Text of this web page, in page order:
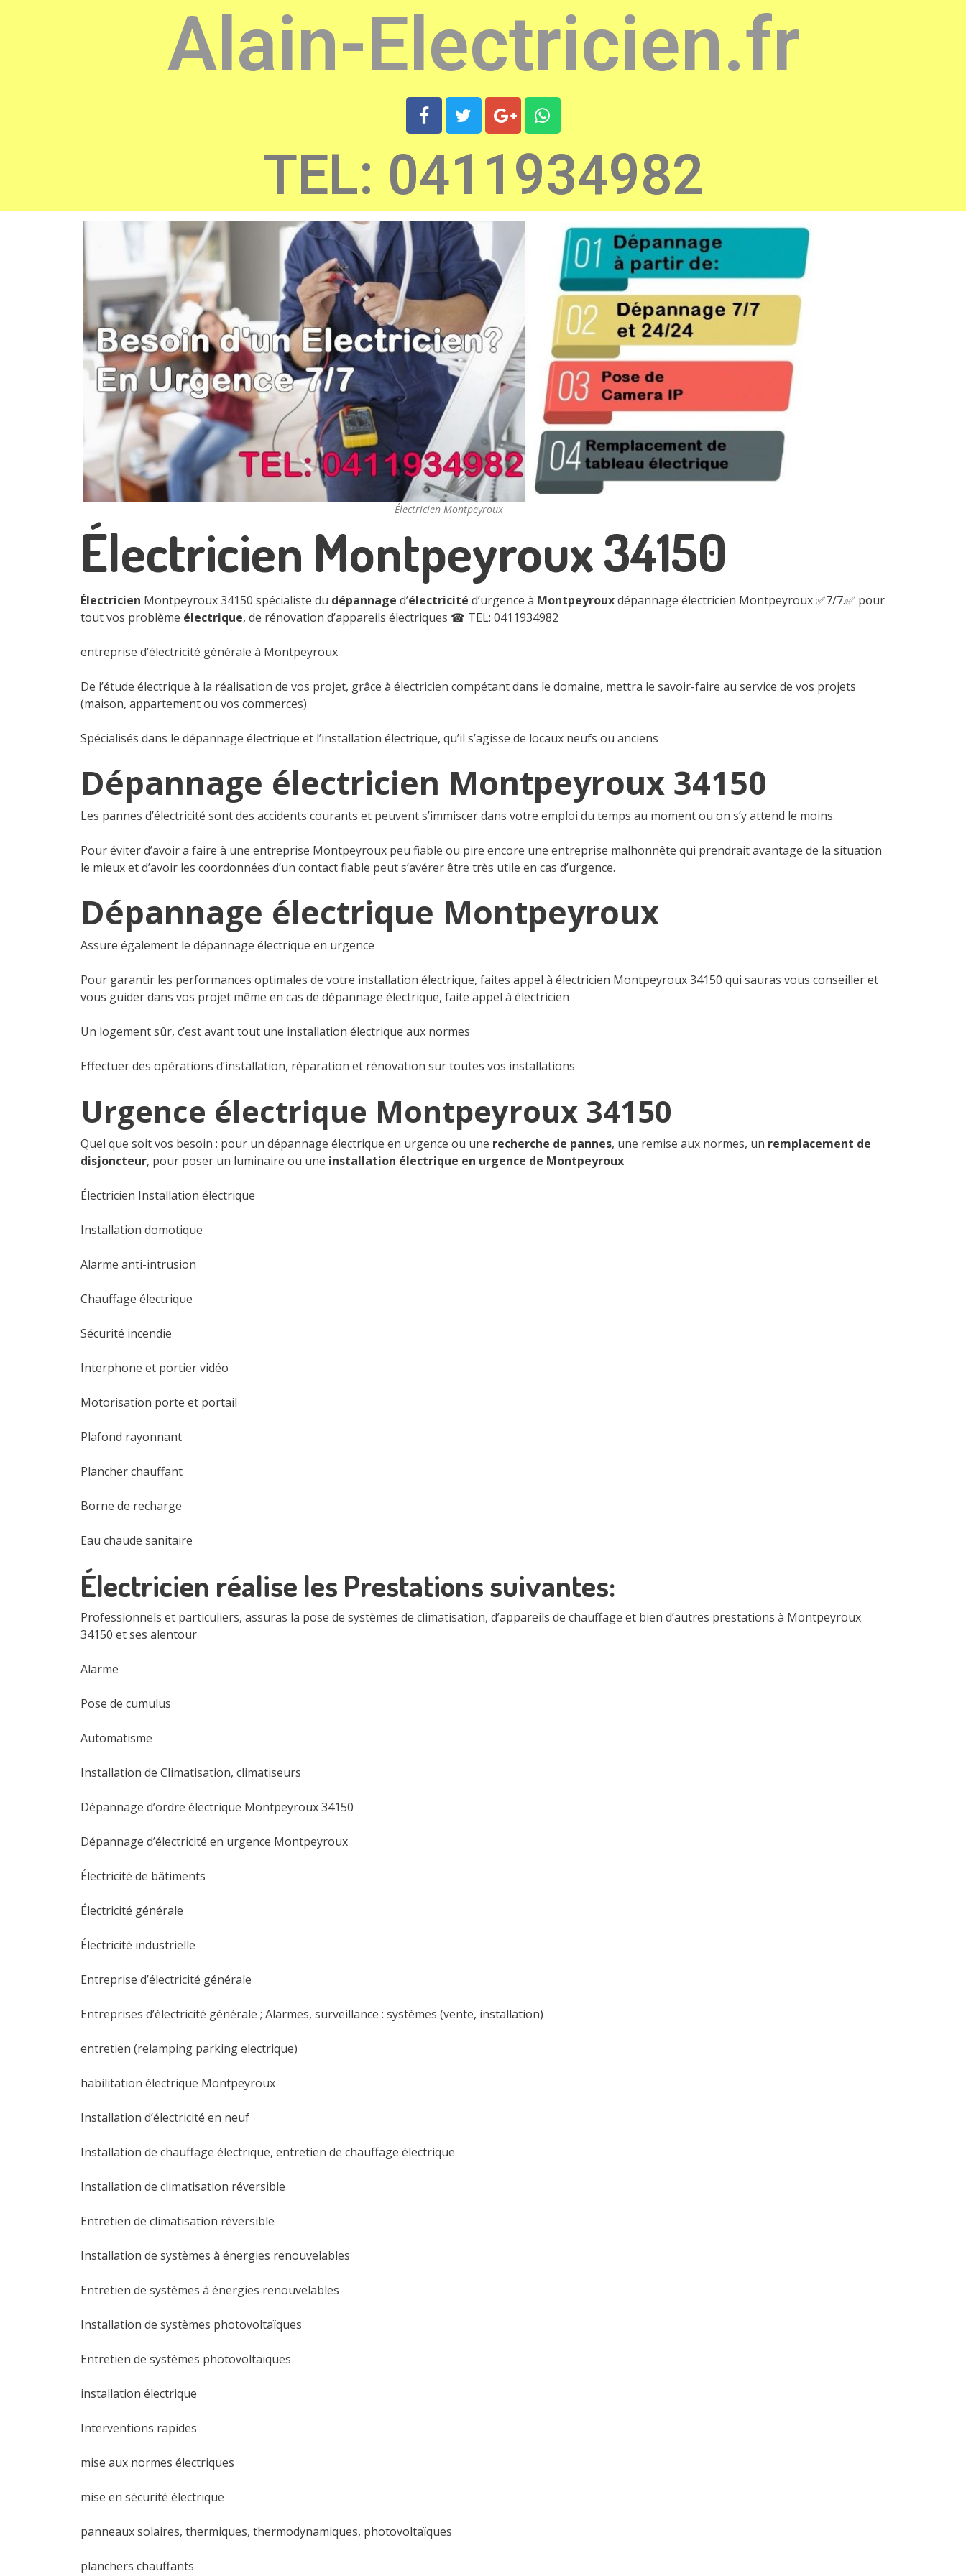
Alain-Electricien.fr
TEL: 0411934982
Électricien Montpeyroux
Électricien Montpeyroux 34150
Électricien Montpeyroux 34150 spécialiste du dépannage d’électricité d’urgence à Montpeyrouxdépannage électricien Montpeyroux ✅7/7.✅ pour
tout vos problème électrique, de rénovation d’appareils électriques ☎ TEL: 0411934982
entreprise d’électricité générale à Montpeyroux
De l’étude électrique à la réalisation de vos projet, grâce à électricien compétant dans le domaine, mettra le savoir-faire au service de vos projets
(maison, appartement ou vos commerces)
Spécialisés dans le dépannage électrique et l’installation électrique, qu’il s’agisse de locaux neufs ou anciens
Dépannage électricien Montpeyroux 34150
Les pannes d’électricité sont des accidents courants et peuvent s’immiscer dans votre emploi du temps au moment ou on s’y attend le moins.
Pour éviter d’avoir a faire à une entreprise Montpeyroux peu fiable ou pire encore une entreprise malhonnête qui prendrait avantage de la situation
le mieux et d’avoir les coordonnées d’un contact fiable peut s’avérer être très utile en cas d’urgence.
Dépannage électrique Montpeyroux
Assure également le dépannage électrique en urgence
Pour garantir les performances optimales de votre installation électrique, faites appel à électricien Montpeyroux 34150 qui sauras vous conseiller et
vous guider dans vos projet même en cas de dépannage électrique, faite appel à électricien
Un logement sûr, c’est avant tout une installation électrique aux normes
Effectuer des opérations d’installation, réparation et rénovation sur toutes vos installations
Urgence électrique Montpeyroux 34150
Quel que soit vos besoin : pour un dépannage électrique en urgence ou une recherche de pannes, une remise aux normes, un remplacement de
disjoncteur, pour poser un luminaire ou une installation électrique en urgence de Montpeyroux
Électricien Installation électrique
Installation domotique
Alarme anti-intrusion
Chauffage électrique
Sécurité incendie
Interphone et portier vidéo
Motorisation porte et portail
Plafond rayonnant
Plancher chauffant
Borne de recharge
Eau chaude sanitaire
Électricien réalise les Prestations suivantes:
Professionnels et particuliers, assuras la pose de systèmes de climatisation, d’appareils de chauffage et bien d’autres prestations à Montpeyroux
34150 et ses alentour
Alarme
Pose de cumulus
Automatisme
Installation de Climatisation, climatiseurs
Dépannage d’ordre électrique Montpeyroux 34150
Dépannage d’électricité en urgence Montpeyroux
Électricité de bâtiments
Électricité générale
Électricité industrielle
Entreprise d’électricité générale
Entreprises d’électricité générale ; Alarmes, surveillance : systèmes (vente, installation)
entretien (relamping parking electrique)
habilitation électrique Montpeyroux
Installation d’électricité en neuf
Installation de chauffage électrique, entretien de chauffage électrique
Installation de climatisation réversible
Entretien de climatisation réversible
Installation de systèmes à énergies renouvelables
Entretien de systèmes à énergies renouvelables
Installation de systèmes photovoltaïques
Entretien de systèmes photovoltaïques
installation électrique
Interventions rapides
mise aux normes électriques
mise en sécurité électrique
panneaux solaires, thermiques, thermodynamiques, photovoltaïques
planchers chauffants